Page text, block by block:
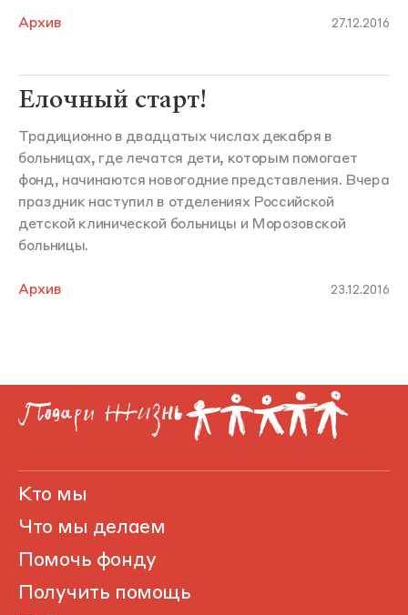
Архив 27.12.2016
Елочный старт!
Традиционно в двадцатых числах декабря в
больницах, где лечатся дети, которым помогает
фонд, начинаются новогодние представления. Вчера
праздник наступил в отделениях Российской
детской клинической больницы и Морозовской
больницы.
Архив 23.12.2016
Кто мы
Что мы делаем
Помочь фонду
Получить помощь